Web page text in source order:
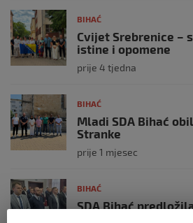
BIHAĆ
Cvijet Srebrenice –
istine i opomene
prije 4 tjedna
BIHAĆ
Mladi SDA Bihać
Stranke
prije 1 mjesec
BIHAĆ
SDA Bihać